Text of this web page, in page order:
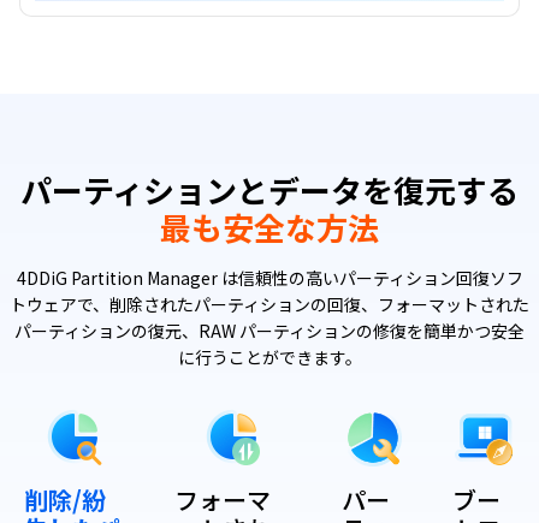
パーティションとデータを復元する
最も安全な方法
4DDiG Partition Manager は信頼性の高いパーティション回復ソフ
トウェアで、削除されたパーティションの回復、フォーマットされた
パーティションの復元、RAW パーティションの修復を簡単かつ安全
に行うことができます。
削除/紛
フォーマ
パー
ブー